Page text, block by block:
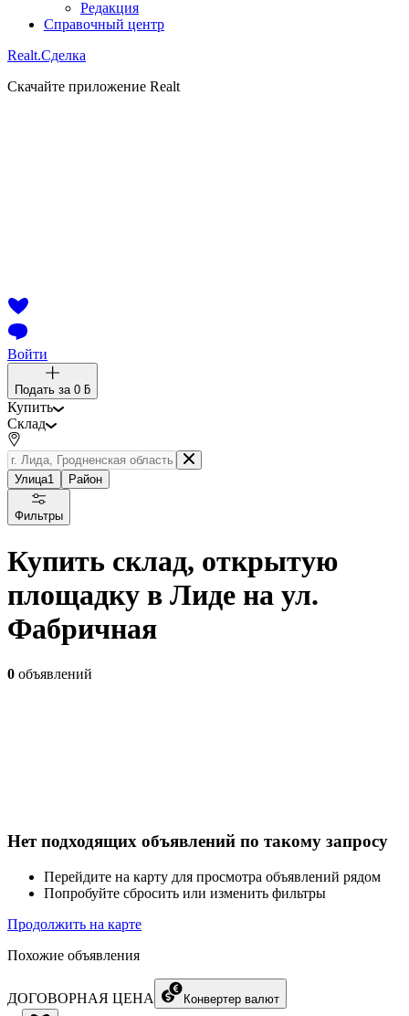
Редакция
Справочный центр
Realt.Сделка
Скачайте приложение Realt
Войти
Подать за 0 ƃ
Купить
Склад
Улица1 Район
Фильтры
Купить склад, открытую
площадку в Лиде на ул.
Фабричная
0 объявлений
Нет подходящих объявлений по такому запросу
Перейдите на карту для просмотра объявлений рядом
Попробуйте сбросить или изменить фильтры
Продолжить на карте
Похожие объявления
ДОГОВОРНАЯ ЦЕНА Конвертер валют